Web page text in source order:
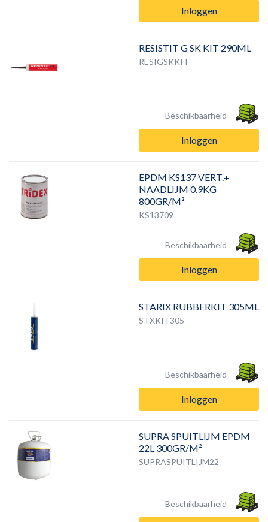
Inloggen
RESISTIT G SK KIT 290ML
RESIGSKKIT
Beschikbaarheid
Inloggen
EPDM KS137 VERT.+
NAADLIJM 0.9KG
800GR/M²
KS13709
Beschikbaarheid
Inloggen
STARIX RUBBERKIT 305ML
STXKIT305
Beschikbaarheid
Inloggen
SUPRA SPUITLIJM EPDM
22L 300GR/M²
SUPRASPUITLIJM22
Beschikbaarheid